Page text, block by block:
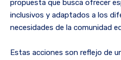
propuesta que busca ofrecer
inclusivos y adaptados a los
necesidades de la comunidad
Estas acciones son reflejo de